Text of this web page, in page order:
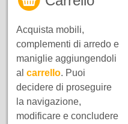
Acquista mobili,
complementi di arredo e
maniglie aggiungendoli
al carrello. Puoi
decidere di proseguire
la navigazione,
modificare e concludere